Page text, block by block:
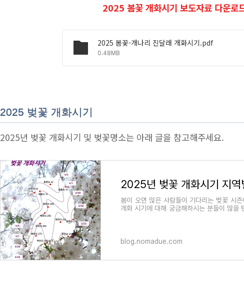
2025 봄꽃 개화시기 보도자료 다운
2025 봄꽃-개나리 진달래 개화시기.pdf
0.48MB
2025 벚꽃 개화시기
2025년 벚꽃 개화시기 및 벚꽃명소는 아래 글을 참고해주세요.
봄이 오면 많은 사람들이 기다리는 벚꽃 시
개화 시기에 대해 궁금해하시는 분들이 많을
blog.nomadue.com